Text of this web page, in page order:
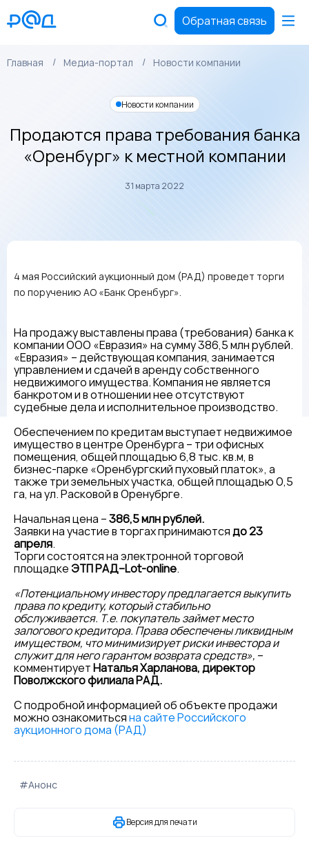
Обратная связь
Главная Медиа-портал Новости компании
Новости компании
Продаются права требования банка
«Оренбург» к местной компании
31 марта 2022
4 мая Российский аукционный дом (РАД) проведет торги
по поручению АО «Банк Оренбург».
На продажу выставлены права (требования) банка к
компании ООО «Евразия» на сумму 386,5 млн рублей.
«Евразия» – действующая компания, занимается
управлением и сдачей в аренду собственного
недвижимого имущества. Компания не является
банкротом и в отношении нее отсутствуют
судебные дела и исполнительное производство.
Обеспечением по кредитам выступает недвижимое
имущество в центре Оренбурга – три офисных
помещения, общей площадью 6,8 тыс. кв.м, в
бизнес-парке «Оренбургский пуховый платок», а
также три земельных участка, общей площадью 0,5
га, на ул. Расковой в Оренубрге.
Начальная цена –386,5 млн рублей.
Заявки на участие в торгах принимаютсядо 23
апреля.
Торги состоятся на электронной торговой
площадкеЭТП РАД–Lot-online.
«Потенциальному инвестору предлагается выкупить
права по кредиту, который стабильно
обслуживается. Т.е. покупатель займет место
залогового кредитора. Права обеспечены ликвидным
имуществом, что минимизирует риски инвестора и
служит для него гарантом возврата средств», –
комментируетНаталья Харланова, директор
Поволжского филиала РАД.
С подробной информацией об объекте продажи
можно ознакомитьсяна сайте Российского
аукционного дома (РАД)
#Анонс
Версия для печати